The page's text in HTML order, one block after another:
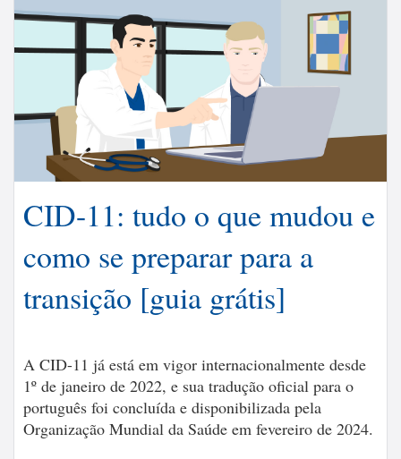
CID-11: tudo o que mudou e
como se preparar para a
transição [guia grátis]
A CID-11 já está em vigor internacionalmente desde
1º de janeiro de 2022, e sua tradução oficial para o
português foi concluída e disponibilizada pela
Organização Mundial da Saúde em fevereiro de 2024.